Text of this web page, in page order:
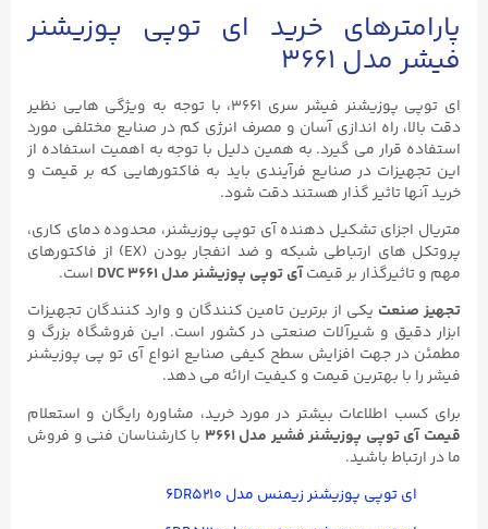
پارامترهای خرید ای توپی پوزیشنر
فیشر مدل ۳۶۶۱
ای توپی پوزیشنر فیشر سری ۳۶۶۱، با توجه به ویژگی هایی نظیر
دقت بالا، راه اندازی آسان و مصرف انرژی کم در صنایع مختلفی مورد
استفاده قرار می گیرد. به همین دلیل با توجه به اهمیت استفاده از
این تجهیزات در صنایع فرآیندی باید به فاکتورهایی که بر قیمت و
خرید آنها تاثیر گذار هستند دقت شود.
متریال اجزای تشکیل دهنده آی توپی پوزیشنر، محدوده دمای کاری،
پروتکل های ارتباطی شبکه و ضد انفجار بودن (EX)
از فاکتورهای
مهم و تاثیرگذار بر قیمتآی توپی پوزیشنر مدل DVC ۳۶۶۱
است.
تجهیز صنعت یکی از برترین تامین کنندگان و وارد کنندگان تجهیزات
ابزار دقیق و شیرآلات صنعتی در کشور است. این فروشگاه بزرگ و
مطمئن در جهت افزایش سطح کیفی صنایع انواع آی تو پی پوزیشنر
فیشر را با بهترین قیمت و کیفیت ارائه می دهد.
برای کسب اطلاعات بیشتر در مورد خرید، مشاوره رایگان و استعلام
قیمت آی توپی پوزیشنر فشیر مدل 3661 با کارشناسان فنی و فروش
ما در ارتباط باشید.
ای توپی پوزیشنر زیمنس مدل ۶DR۵۲۱۰